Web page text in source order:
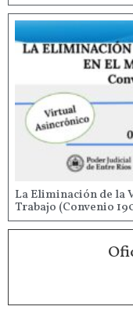
La Eliminación de la
Trabajo (Convenio